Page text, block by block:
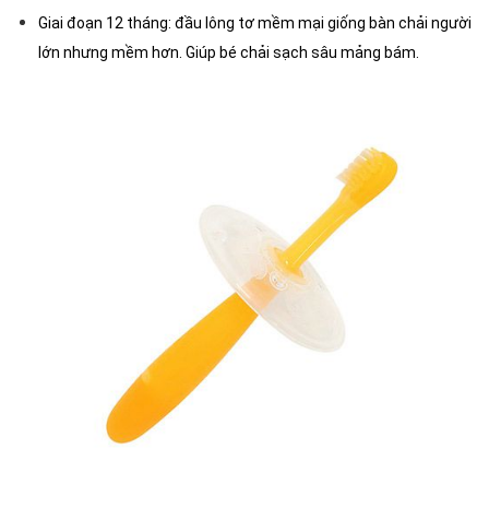
Giai đoạn 12 tháng: đầu lông tơ mềm mại giống bàn chải người
lớn nhưng mềm hơn. Giúp bé chải sạch sâu mảng bám.